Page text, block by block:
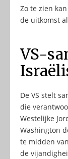
Zo te zien
de uitkomst
VS-
De VS stelt
die
Westelijke
Washington
te midden
de